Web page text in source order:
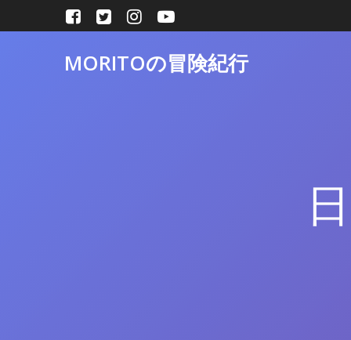
ン
MORITOの冒険紀行